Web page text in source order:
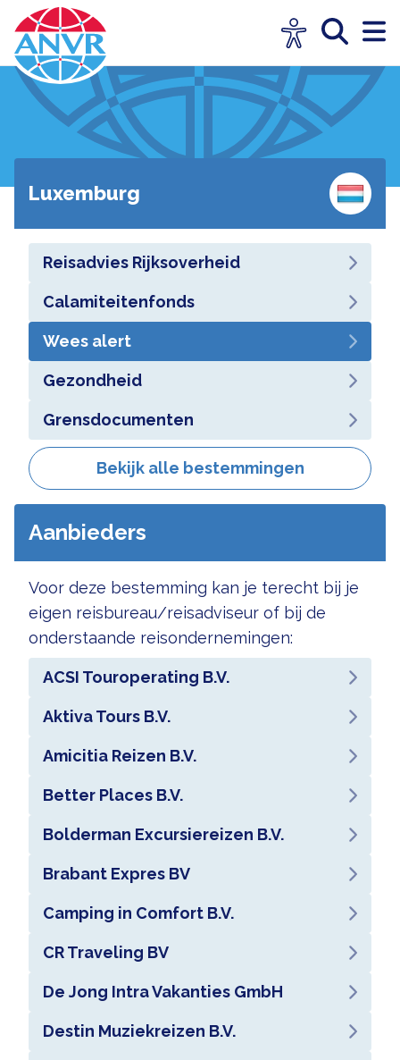
Luxemburg
Reisadvies Rijksoverheid
Calamiteitenfonds
Wees alert
Gezondheid
Grensdocumenten
Bekijk alle bestemmingen
Aanbieders
Voor deze bestemming kan je terecht bij je
eigen reisbureau/reisadviseur of bij de
onderstaande reisondernemingen:
ACSI Touroperating B.V.
Aktiva Tours B.V.
Amicitia Reizen B.V.
Better Places B.V.
Bolderman Excursiereizen B.V.
Brabant Expres BV
Camping in Comfort B.V.
CR Traveling BV
De Jong Intra Vakanties GmbH
Destin Muziekreizen B.V.